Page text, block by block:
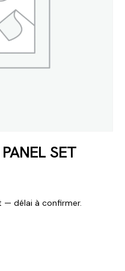
SET
— délai à confirmer.